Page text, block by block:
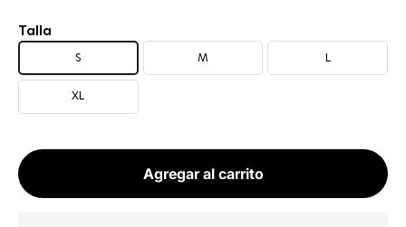
Talla
S M L
XL
Agregar al carrito